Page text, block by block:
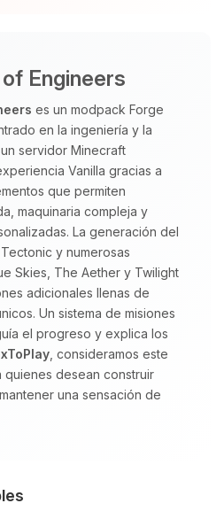
Engineers
es un modpack Forge
en la ingeniería y la
servidor Minecraft
Vanilla gracias a
que permiten
maquinaria compleja y
La generación del
y numerosas
Skies, The Aether y Twilight
adicionales llenas de
Un sistema de misiones
el progreso y explica los
, consideramos este
desean construir
una sensación de